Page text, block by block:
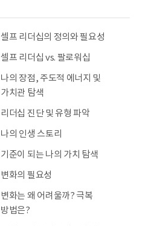
셀프 리더십의 정의와 필요성
셀프 리더십 vs. 팔로워십
나의 장점, 주도적 에너지 및
가치관 탐색
리더십 진단 및 유형 파악
나의 인생 스토리
기준이 되는 나의 가치 탐색
변화의 필요성
변화는 왜 어려울까? 극복
방법은?